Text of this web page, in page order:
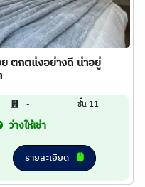
ย ตกตแ่งอย่างดี น่าอยู่
- ชั้น 11
ว่างให้เช่า
รายละเอียด